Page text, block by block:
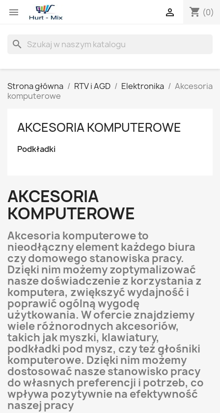
 shopping_cart (0)

search
Strona główna RTV i AGD Elektronika
Akcesoria
komputerowe
AKCESORIA KOMPUTEROWE
Podkładki
AKCESORIA
KOMPUTEROWE
Akcesoria komputerowe to
nieodłączny element każdego biura
czy domowego stanowiska pracy.
Dzięki nim możemy zoptymalizować
nasze doświadczenie z korzystania z
komputera, zwiększyć wydajność i
poprawić ogólną wygodę
użytkowania. W ofercie znajdziemy
wiele różnorodnych akcesoriów,
takich jak myszki, klawiatury,
podkładki pod mysz, czy też głośniki
komputerowe. Dzięki nim możemy
dostosować nasze stanowisko pracy
do własnych preferencji i potrzeb, co
wpływa pozytywnie na efektywność
naszej pracy